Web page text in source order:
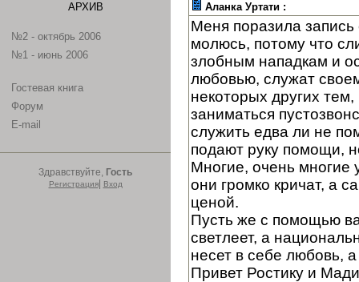
АРХИВ
№2 - октябрь 2006
№1 - июнь 2006
Гостевая книга
Форум
E-mail
Здравствуйте, Гость
Регистрация| Вход
Аланка Уртати :
Меня поразила
молюсь, потому что
злобным нападкам и
любовью, служат
некоторых других
заниматься
служить едва ли не
подают руку помощи,
Многие, очень многие
они громко кричат, а
ценой.
Пусть же с помощью
светлеет, а
несет в себе любовь,
Привет Ростику и